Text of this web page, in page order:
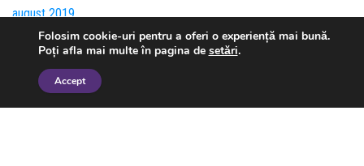
august 2019
iulie 2019
mai 2019
Folosim cookie-uri pentru a oferi o experiență mai bună.
Poți afla mai multe în pagina de setări.
Accept